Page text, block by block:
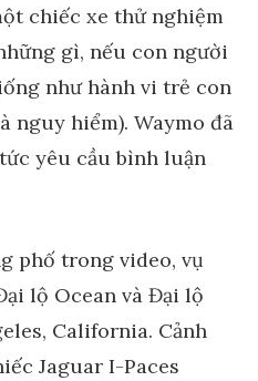
chiếc xe thử nghiệm
gì, nếu con người
như hành vi trẻ con
nguy hiểm). Waymo đã
yêu cầu bình luận
phố trong video, vụ
lộ Ocean và Đại lộ
California. Cảnh
Jaguar I-Paces